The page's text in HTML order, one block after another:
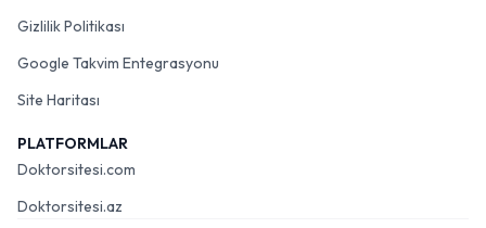
Gizlilik Politikası
Google Takvim Entegrasyonu
Site Haritası
PLATFORMLAR
Doktorsitesi.com
Doktorsitesi.az